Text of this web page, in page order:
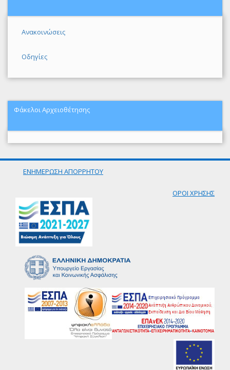
Ανακοινώσεις
Οδηγίες
Φάκελοι Αρχειοθέτησης
ΕΝΗΜΕΡΩΣΗ ΑΠΟΡΡΗΤΟΥ
ΟΡΟΙ ΧΡΗΣΗΣ